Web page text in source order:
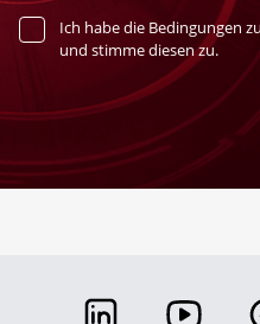
Ich habe die Bedingungen
und stimme diesen zu.